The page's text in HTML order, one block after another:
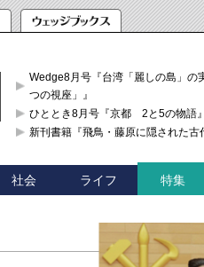
Wedge8月号『台湾「麗しの島」の
つの視座」』
ひととき8月号『京都 2と5の物語』
新刊書籍『飛鳥・藤原に隠された古
社会 ライフ 特集